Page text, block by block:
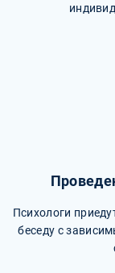
Психологи
беседу с